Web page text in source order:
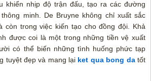
khiển nhịp độ trận đấu, tạo ra các đường
minh. De Bruyne không chỉ xuất sắc
còn trong việc kiến tạo cho đồng đội. Khả
được coi là một trong những tiền vệ xuất
có thể biến những tình huống phức tạp
tuyệt đẹp và mang lại ket qua bong datốt